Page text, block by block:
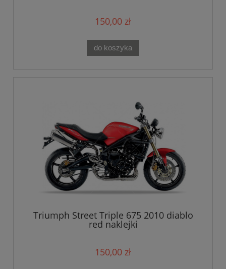
150,00 zł
do koszyka
Triumph Street Triple 675 2010 diablo
red naklejki
150,00 zł